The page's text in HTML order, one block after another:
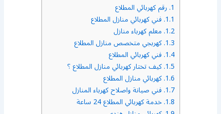
1. رقم كهربائي المطلاع
1.1. فني كهربائي منازل المطلاع
1.2. معلم كهرباء منازل
1.3. كهربجي متخصص منازل المطلاع
1.4. فني كهربائي المطلاع
1.5. كيف تختار كهربائي منازل المطلاع ؟
1.6. كهربائي منازل المطلاع
1.7. فني صيانة واصلاح كهرباء المنازل
1.8. خدمة كهربائي المطلاع 24 ساعة